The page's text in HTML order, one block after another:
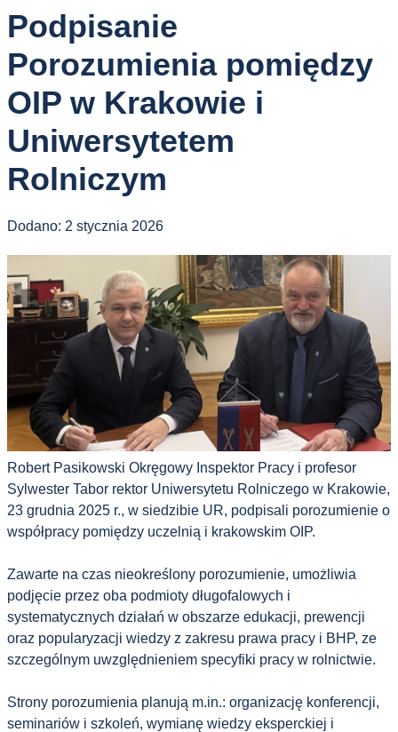
Podpisanie
Porozumienia pomiędzy
OIP w Krakowie i
Uniwersytetem
Rolniczym
Dodano: 2 stycznia 2026
Robert Pasikowski Okręgowy Inspektor Pracy i profesor
Sylwester Tabor rektor Uniwersytetu Rolniczego w Krakowie,
23 grudnia 2025 r., w siedzibie UR, podpisali porozumienie o
współpracy pomiędzy uczelnią i krakowskim OIP.
Zawarte na czas nieokreślony porozumienie, umożliwia
podjęcie przez oba podmioty długofalowych i
systematycznych działań w obszarze edukacji, prewencji
oraz popularyzacji wiedzy z zakresu prawa pracy i BHP, ze
szczególnym uwzględnieniem specyfiki pracy w rolnictwie.
Strony porozumienia planują m.in.: organizację konferencji,
seminariów i szkoleń, wymianę wiedzy eksperckiej i